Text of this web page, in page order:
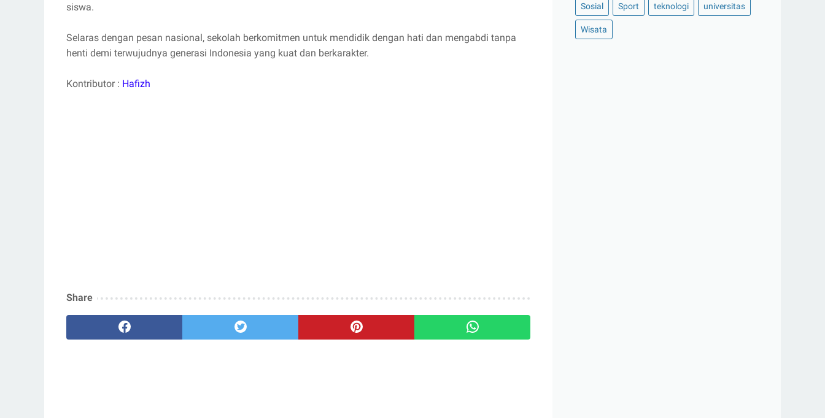
siswa.
Selaras dengan pesan nasional, sekolah berkomitmen untuk mendidik dengan hati dan mengabdi tanpa
henti demi terwujudnya generasi Indonesia yang kuat dan berkarakter.
Kontributor : Hafizh
Share
Sosial Sport teknologi universitas
Wisata